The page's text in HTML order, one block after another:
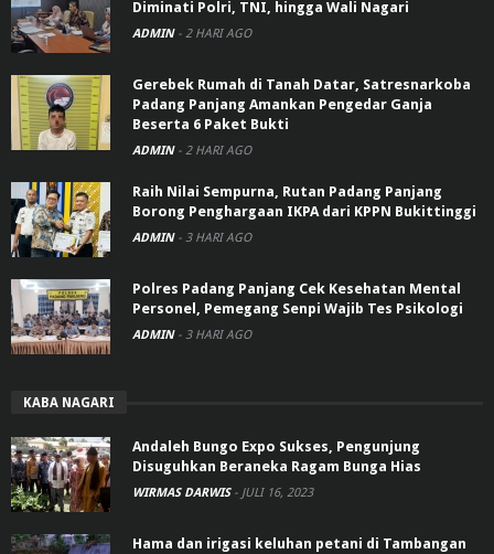
Diminati Polri, TNI, hingga Wali Nagari
ADMIN - 2 HARI AGO
Gerebek Rumah di Tanah Datar, Satresnarkoba
Padang Panjang Amankan Pengedar Ganja
Beserta 6 Paket Bukti
ADMIN - 2 HARI AGO
Raih Nilai Sempurna, Rutan Padang Panjang
Borong Penghargaan IKPA dari KPPN Bukittinggi
ADMIN - 3 HARI AGO
Polres Padang Panjang Cek Kesehatan Mental
Personel, Pemegang Senpi Wajib Tes Psikologi
ADMIN - 3 HARI AGO
KABA NAGARI
Andaleh Bungo Expo Sukses, Pengunjung
Disuguhkan Beraneka Ragam Bunga Hias
WIRMAS DARWIS - JULI 16, 2023
Hama dan irigasi keluhan petani di Tambangan